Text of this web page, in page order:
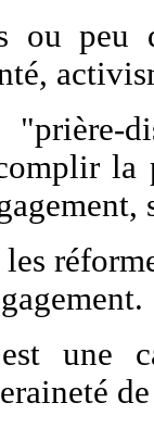
ou peu
les
une